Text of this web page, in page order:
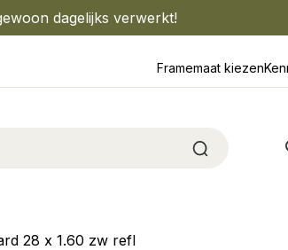
dagelijks verwerkt!
Framemaat kiezen
28 x 1.60 zw refl